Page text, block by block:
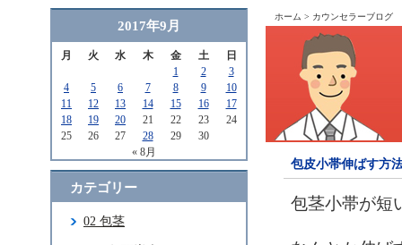
2017年9月
月 火 水 木 金 土
日
1
2
3
4
5 6 7 8 9
10
11
12 13 14 15 16
17
18
19 20 21 22 23
24
25
26 27 28 29
30
« 8月
カテゴリー
02 包茎
ホーム > カウンセラーブログ
包皮小帯伸ばす方
包茎小帯が短